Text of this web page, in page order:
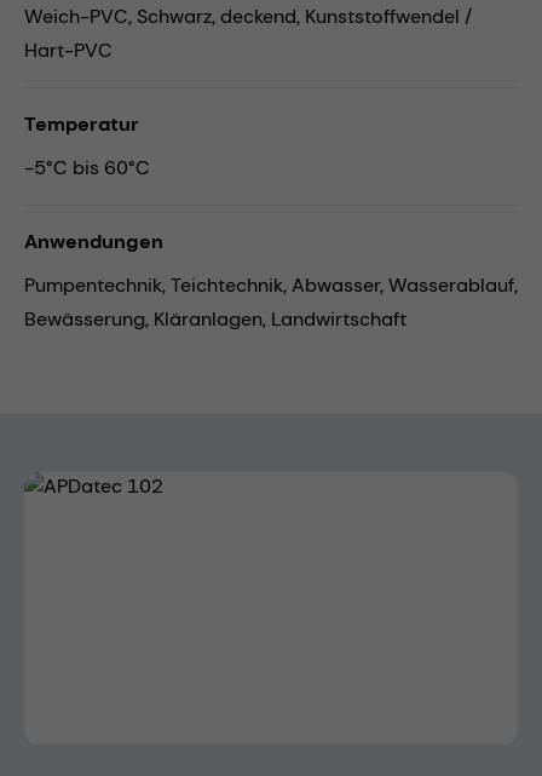
Weich-PVC, Schwarz, deckend, Kunststoffwendel /
Hart-PVC
Temperatur
-5°C bis 60°C
Anwendungen
Pumpentechnik,Teichtechnik,Abwasser,Wasserablauf,
Bewässerung, Kläranlagen, Landwirtschaft
Bildergalerie überspringen